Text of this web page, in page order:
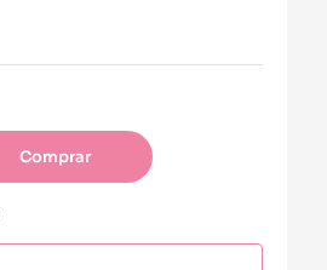
Comprar